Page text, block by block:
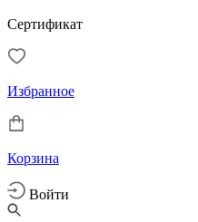
Сертификат
Избранное
Корзина
Войти